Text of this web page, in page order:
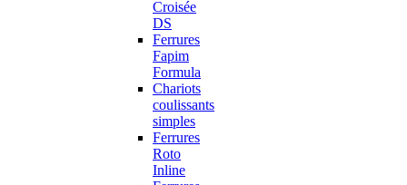
Croisée
DS
Ferrures
Fapim
Formula
Chariots
coulissants
simples
Ferrures
Roto
Inline